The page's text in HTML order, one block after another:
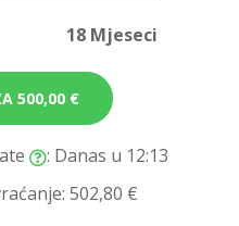
18 Mjeseci
500,00 €
: Danas u 12:13
502,80 €